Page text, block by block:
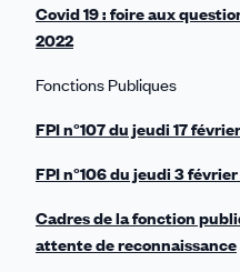
Covid 19 : foire aux
2022
Fonctions Publiques
FPI n°107 du jeudi 17
FPI n°106 du jeudi 3
Cadres de la fonction
attente de reconnaissance